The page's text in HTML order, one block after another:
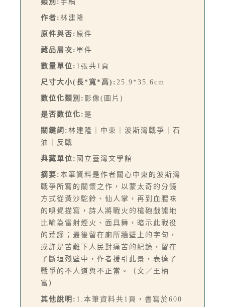
類別: 手稿
作者: 林建隆
原件與否: 原件
藏品層次: 單件
數量單位: 1張共1頁
尺寸大小(長*寬*高): 25.9*35.6cm
數位化類別: 影像(圖片)
是否數位化: 是
關鍵詞: 林建隆｜中東｜波斯灣戰爭｜石
油｜反戰
典藏單位: 國立臺灣文學館
摘要: 本筆資料是作者關心中東的波斯灣
戰爭所寫的關懷之作，以蒙太奇的分鏡
方式從黃沙駝鈴、仙人掌，再到血腥味
的嗅覺描寫，詩人將戰火的槍砲戲謔地
比喻為雷射煙火、面具舞，暗示此戰役
的荒謬；最後留在廁所牆壁上的字句，
或許是苦難下人民對痛苦的紀錄，留在
了斷垣殘壁中，作者援引此景，表達了
戰爭的不人道與不正當。（文／王柄
富）
其他說明: 1.本筆資料共1頁，書寫於600